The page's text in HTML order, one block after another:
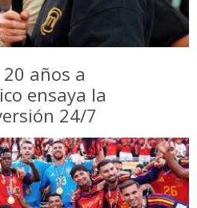
años a
ensaya la
24/7